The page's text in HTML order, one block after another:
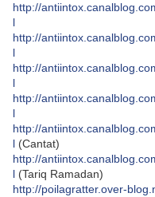
http://
l
http://
l
http://
l
http://
l
http://
l (Cantat)
http://
l (Tariq Ramadan)
http://poilagratter.over-